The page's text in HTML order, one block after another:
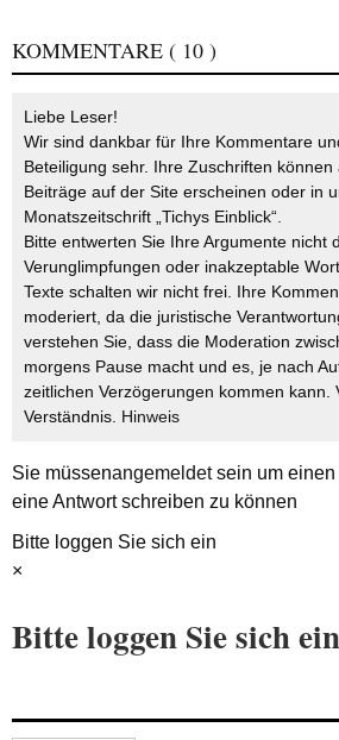
KOMMENTARE ( 10 )
Liebe Leser!
Wir sind dankbar für Ihre Kommentare
Beteiligung sehr. Ihre Zuschriften
Beiträge auf der Site erscheinen oder in
Monatszeitschrift „Tichys Einblick“.
Bitte entwerten Sie Ihre Argumente nicht
Verunglimpfungen oder inakzeptable
Texte schalten wir nicht frei. Ihre
moderiert, da die juristische
verstehen Sie, dass die Moderation
morgens Pause macht und es, je nach
zeitlichen Verzögerungen kommen kann.
Verständnis. Hinweis
Sie müssenangemeldetsein um einen
eine Antwort schreiben zu können
Bitte loggen Sie sich ein
×
Bitte loggen Sie sich ein